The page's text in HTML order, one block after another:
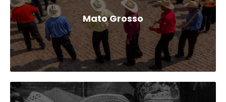
Mato Grosso